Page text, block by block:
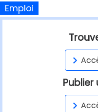
Emploi